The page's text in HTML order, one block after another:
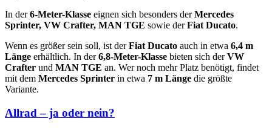
In der6-Meter-Klasse eignen sich besonders derMercedes
Sprinter, VW Crafter, MAN TGE sowie derFiat Ducato.
Wenn es größer sein soll, ist derFiat Ducato auch in etwa 6,4 m
Länge erhältlich. In der6,8-Meter-Klasse bieten sich derVW
Crafter und MAN TGE an. Wer noch mehr Platz benötigt, findet
mit dem Mercedes Sprinter in etwa 7 m Länge die größte
Variante.
Allrad – ja oder nein?